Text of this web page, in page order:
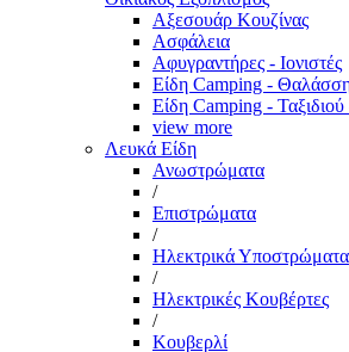
Αξεσουάρ Κουζίνας
Ασφάλεια
Αφυγραντήρες - Ιονιστές
Είδη Camping -
Είδη Camping -
view more
Λευκά Είδη
Ανωστρώματα
/
Επιστρώματα
/
Ηλεκτρικά Υποστρώματα
/
Ηλεκτρικές Κουβέρτες
/
Κουβερλί